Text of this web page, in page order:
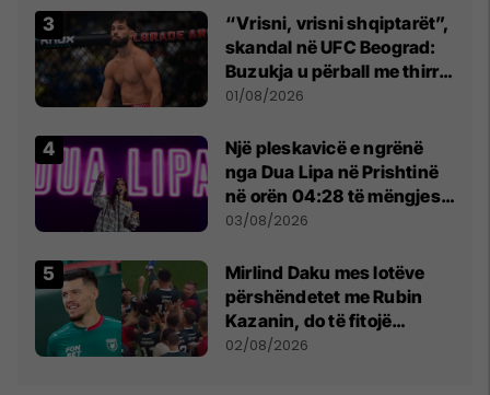
“Vrisni, vrisni shqiptarët”,
skandal në UFC Beograd:
Buzukja u përball me thirrje
anti-shqiptare nga
01/08/2026
Një pleskavicë e ngrënë
nga Dua Lipa në Prishtinë
në orën 04:28 të mëngjesit
- dhe bota digjitale serbe
03/08/2026
Mirlind Daku mes lotëve
përshëndetet me Rubin
Kazanin, do të fitojë
miliona te Spartak Moska
02/08/2026